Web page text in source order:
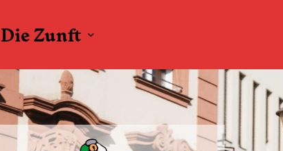
Die Zunft
Figuren
Bott
D’Alde
Domino
Brauchtum